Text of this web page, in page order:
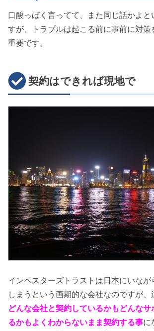
口酸っぱく言ってて、また同じ話かよと
すが、トラブルは起こる前に事前に対策
重要です。
契約はできれば現地で
インベスターズトラストは日本にいなが
しまうという画期的な会社なのですが、
どんな会社と契約しているかもどんなサ
るかもよくわからないまま契約する事に